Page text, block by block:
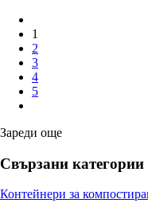
1
2
3
4
5
Зареди още
Свързани категории
Контейнери за